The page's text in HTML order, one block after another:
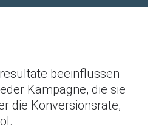
beeinflussen
Kampagne, die sie
die Konversionsrate,